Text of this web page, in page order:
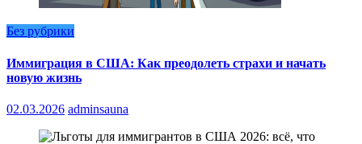
Без рубрики
Иммиграция в США: Как преодолеть страхи и начать
новую жизнь
02.03.2026 adminsauna